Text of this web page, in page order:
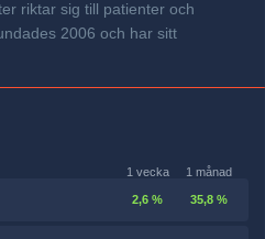
riktar sig till patienter och
2006 och har sitt
1 vecka 1 månad
2,6 % 35,8 %